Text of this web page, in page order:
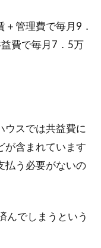
管理費で毎月9．
費で毎月7．5万
ウスでは共益費に
が含まれています
払う必要がないの
んでしまうという